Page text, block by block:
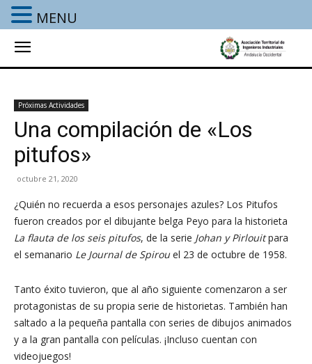
Próximas Actividades
Una compilación de «Los
pitufos»
octubre 21, 2020
¿Quién no recuerda a esos personajes azules? Los Pitufos
fueron creados por el dibujante belga Peyo para la historieta
La flauta de los seis pitufos, de la serie Johan y Pirlouitpara
el semanario Le Journal de Spirou el 23 de octubre de 1958.
Tanto éxito tuvieron, que al año siguiente comenzaron a ser
protagonistas de su propia serie de historietas. También han
saltado a la pequeña pantalla con series de dibujos animados
y a la gran pantalla con películas. ¡Incluso cuentan con
videojuegos!
MENU